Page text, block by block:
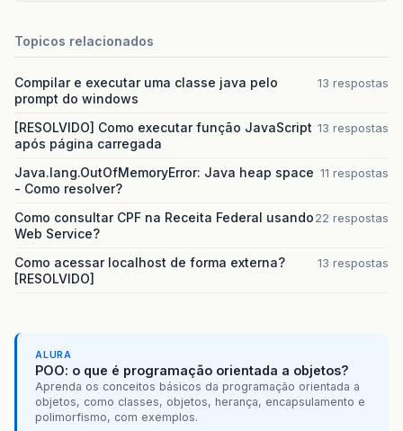
Topicos relacionados
Compilar e executar uma classe java pelo
prompt do windows
13 respostas
[RESOLVIDO] Como executar função JavaScript
após página carregada
13 respostas
Java.lang.OutOfMemoryError: Java heap space
- Como resolver?
11 respostas
Como consultar CPF na Receita Federal usando
Web Service?
22 respostas
Como acessar localhost de forma externa?
[RESOLVIDO]
13 respostas
ALURA
POO: o que é programação orientada a objetos?
Aprenda os conceitos básicos da programação orientada a
objetos, como classes, objetos, herança, encapsulamento e
polimorfismo, com exemplos.